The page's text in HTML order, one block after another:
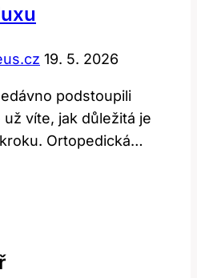
19. 5. 2026
podstoupili
víte, jak důležitá je
Ortopedická…